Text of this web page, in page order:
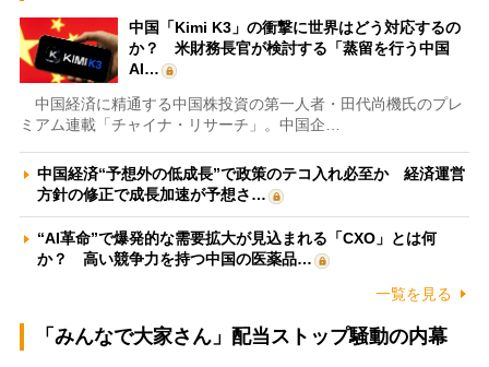
中国「Kimi K3」の衝撃に世界はどう対応するの
か？ 米財務長官が検討する「蒸留を行う中国
AI…
中国経済に精通する中国株投資の第一人者・田代尚機氏のプレ
ミアム連載「チャイナ・リサーチ」。中国企…
中国経済“予想外の低成長”で政策のテコ入れ必至か 経済運営
方針の修正で成長加速が予想さ…
“AI革命”で爆発的な需要拡大が見込まれる「CXO」とは何
か？ 高い競争力を持つ中国の医薬品…
一覧を見る
「みんなで大家さん」配当ストップ騒動の内幕